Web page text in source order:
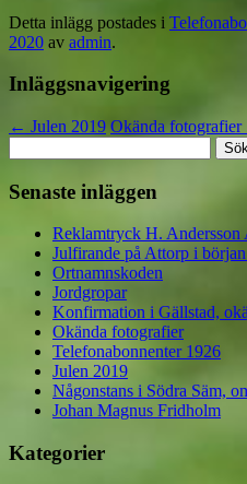
Detta inlägg postades i
2020 av admin.
Inläggsnavigering
← Julen 2019 Okända fotografier
efter:
Senaste inläggen
Reklamtryck H. Andersson
Julfirande på Attorp i
Ortnamnskoden
Jordgropar
Konfirmation i Gällstad,
Okända fotografier
Telefonabonnenter 1926
Julen 2019
Någonstans i Södra Säm,
Johan Magnus Fridholm
Kategorier